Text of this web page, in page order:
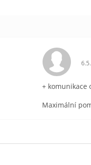
je 5 z 5 hvězdiček.
+ komunikace
Maximální